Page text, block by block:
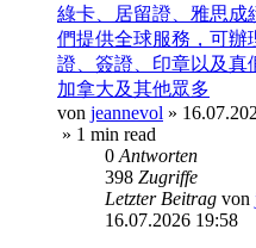
綠卡、居留證、雅思成
們提供全球服務，可辦
證、簽證、印章以及真
加拿大及其他眾多
von jeannevol »
» 1 min read
0 Antworten
398 Zugriffe
Letzter Beitrag von
16.07.2026 19:58